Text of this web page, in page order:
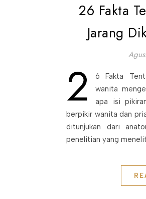
26 Fakta
Jarang
2
6 Fakta
wanita
apa isi
berpikir wanita dan
ditunjukan dari
penelitian yang